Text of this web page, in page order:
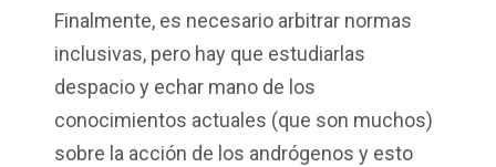
Finalmente, es necesario arbitrar normas
inclusivas, pero hay que estudiarlas
despacio y echar mano de los
conocimientos actuales (que son muchos)
sobre la acción de los andrógenos y esto